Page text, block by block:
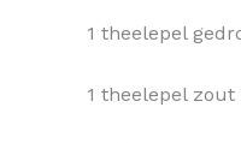
1 theelepel
1 theelepel zout